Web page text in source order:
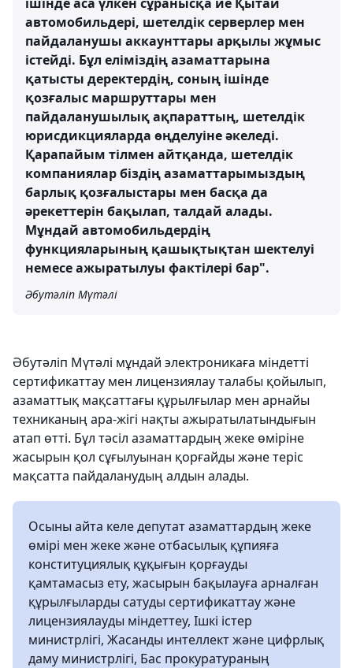
автомобильдері, шетелдік серверлер мен
пайдаланушы аккаунттары арқылы жұмыс
істейді. Бұл еліміздің азаматтарына
қатысты деректердің, соның ішінде
қозғалыс маршруттары мен
пайдаланушылық ақпараттың, шетелдік
юрисдикцияларда өңделуіне әкеледі.
Қарапайым тілмен айтқанда, шетелдік
компаниялар біздің азаматтарымыздың
барлық қозғалыстары мен басқа да
әрекеттерін бақылап, талдай алады.
Мұндай автомобильдердің
функцияларының қашықтықтан шектелуі
немесе ажыратылуы фактілері бар".
Әбутәліп Мүтәлі
Әбутәліп Мүтәлі мұндай электроникаға міндетті
сертификаттау мен лицензиялау талабы қойылып,
азаматтық мақсаттағы құрылғылар мен арнайы
техниканың ара-жігі нақты ажыратылатындығын
атап өтті. Бұл тәсіл азаматтардың жеке өміріне
жасырын қол сұғылуынан қорғайды және теріс
мақсатта пайдаланудың алдын алады.
Осыны айта келе депутат азаматтардың жеке
өмірі мен жеке және отбасылық құпияға
конституциялық құқығын қорғауды
қамтамасыз ету, жасырын бақылауға арналған
құрылғыларды сатуды сертификаттау және
лицензиялауды міндеттеу, Ішкі істер
министрлігі, Жасанды интеллект және цифрлық
даму министрлігі, Бас прокуратураның